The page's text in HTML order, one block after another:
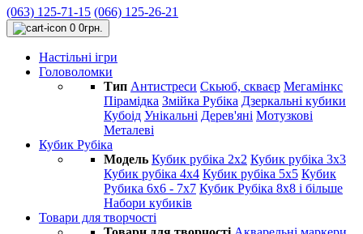
(063) 125-71-15 (066) 125-26-21
0 0грн.
Настільні ігри
Головоломки
Тип Антистреси Cкьюб, скваєр Мегамінкс
Пірамідка Змійка Рубіка Дзеркальні кубики
Кубоід Унікальні Дерев'яні Мотузкові
Металеві
Кубик Рубіка
Модель Кубик рубіка 2х2 Кубик рубіка 3х3
Кубик рубіка 4х4 Кубик рубіка 5х5 Кубик
Рубика 6х6 - 7х7 Кубик Рубіка 8х8 і більше
Набори кубиків
Товари для творчості